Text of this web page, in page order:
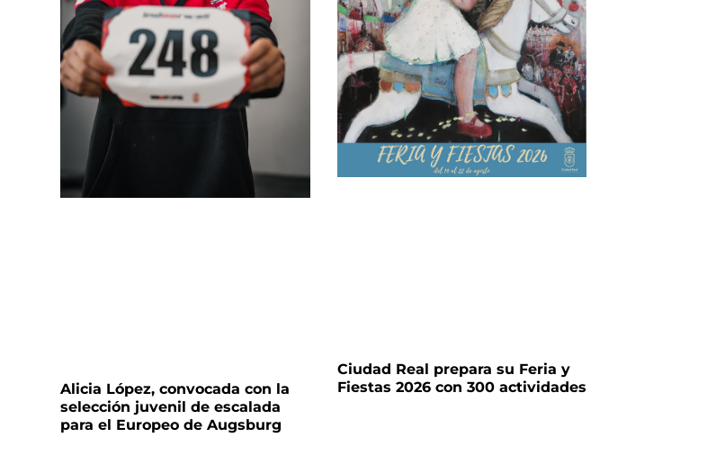
Alicia López, convocada con la
selección juvenil de escalada
para el Europeo de Augsburg
Ciudad Real prepara su Feria y
Fiestas 2026 con 300 actividades